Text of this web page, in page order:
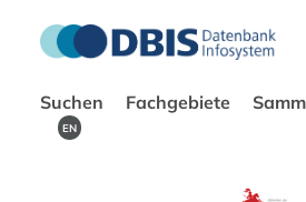
Suchen Fachgebiete
EN